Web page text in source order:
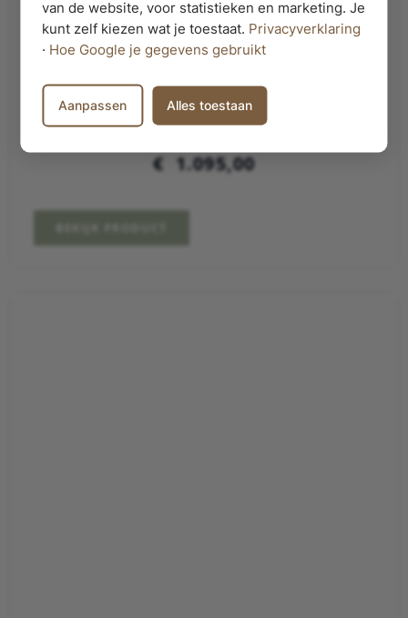
BADKAMERKAST VAN MASSIEF
EIKENHOUT MET 2 DEUREN | AMSTERDAM
€ 1.095,00
van de website, voor statistieken en marketing. Je
kunt zelf kiezen wat je toestaat. Privacyverklaring
· Hoe Google je gegevens gebruikt
Aanpassen Alles toestaan